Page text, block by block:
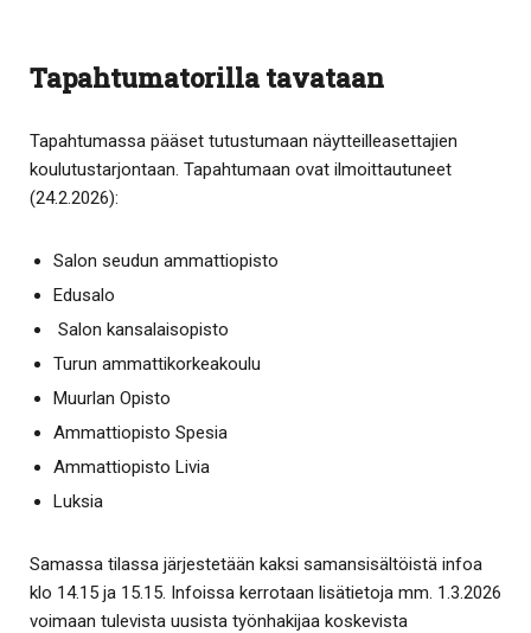
Tapahtumatorilla tavataan
Tapahtumassa pääset tutustumaan näytteilleasettajien
koulutustarjontaan. Tapahtumaan ovat ilmoittautuneet
(24.2.2026):
Salon seudun ammattiopisto
Edusalo
Salon kansalaisopisto
Turun ammattikorkeakoulu
Muurlan Opisto
Ammattiopisto Spesia
Ammattiopisto Livia
Luksia
Samassa tilassa järjestetään kaksi samansisältöistä infoa
klo 14.15 ja 15.15. Infoissa kerrotaan lisätietoja mm. 1.3.2026
voimaan tulevista uusista työnhakijaa koskevista